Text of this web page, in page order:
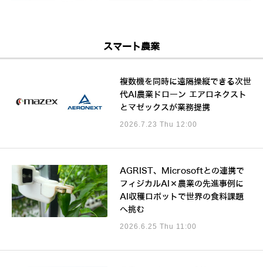
スマート農業
複数機を同時に遠隔操縦できる次世
代AI農業ドローン エアロネクスト
とマゼックスが業務提携
2026.7.23 Thu 12:00
AGRIST、Microsoftとの連携で
フィジカルAI×農業の先進事例に
AI収穫ロボットで世界の食料課題
へ挑む
2026.6.25 Thu 11:00